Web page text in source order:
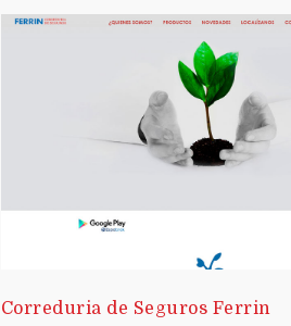
Correduria de Seguros Ferrin